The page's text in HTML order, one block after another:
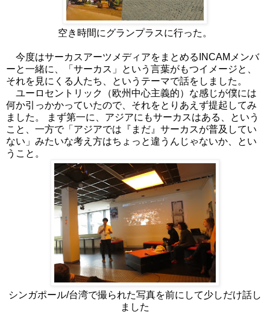
空き時間にグランプラスに行った。
今度はサーカスアーツメディアをまとめるINCAMメンバ
ーと一緒に、「サーカス」という言葉がもつイメージと、
それを見にくる人たち、というテーマで話をしました。
ユーロセントリック（欧州中心主義的）な感じが僕には
何か引っかかっていたので、それをとりあえず提起してみ
ました。 まず第一に、アジアにもサーカスはある、という
こと、一方で「アジアでは『まだ』サーカスが普及してい
ない」みたいな考え方はちょっと違うんじゃないか、とい
うこと。
シンガポール/台湾で撮られた写真を前にして少しだけ話し
ました